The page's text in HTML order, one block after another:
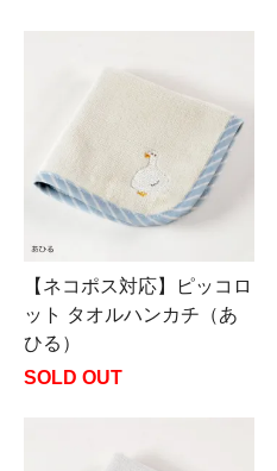
【ネコポス対応】ピッコロ
ット タオルハンカチ（あ
ひる）
SOLD OUT